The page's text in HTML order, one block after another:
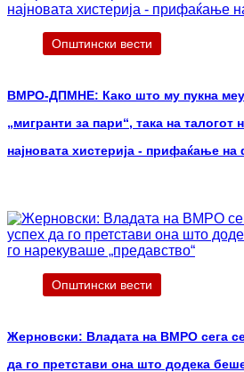
Општински вести
ВМРО-ДПМНЕ: Како што му пукна
„мигранти за пари“, така на талогот
најновата хистерија - прифаќање
Општински вести
Жерновски: Владата на ВМРО сега
да го претстави она што додека